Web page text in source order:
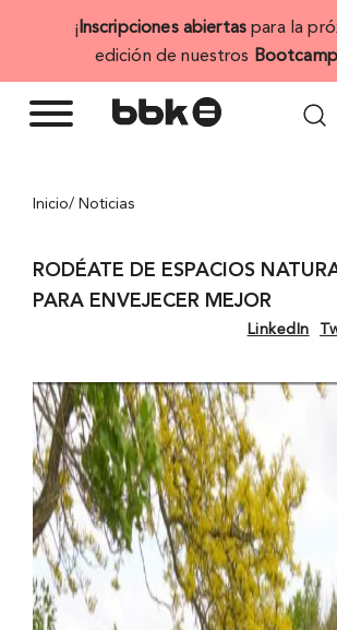
¡ Inscripciones abiertas para la
edición de nuestros
Inicio/ Noticias
RODÉATE DE ESPACIOS
PARA ENVEJECER MEJOR
LinkedIn